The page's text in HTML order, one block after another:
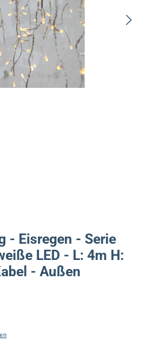
- Eisregen - Serie
LED - L: 4m H:
- Außen